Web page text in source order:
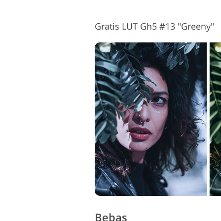
Gratis LUT Gh5 #13 "Greeny"
Bebas